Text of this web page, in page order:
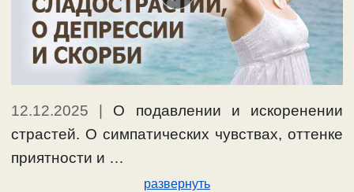
12.12.2025
О подавлении и искоренении
страстей. О симпатических чувствах, оттенке
приятности и …
развернуть